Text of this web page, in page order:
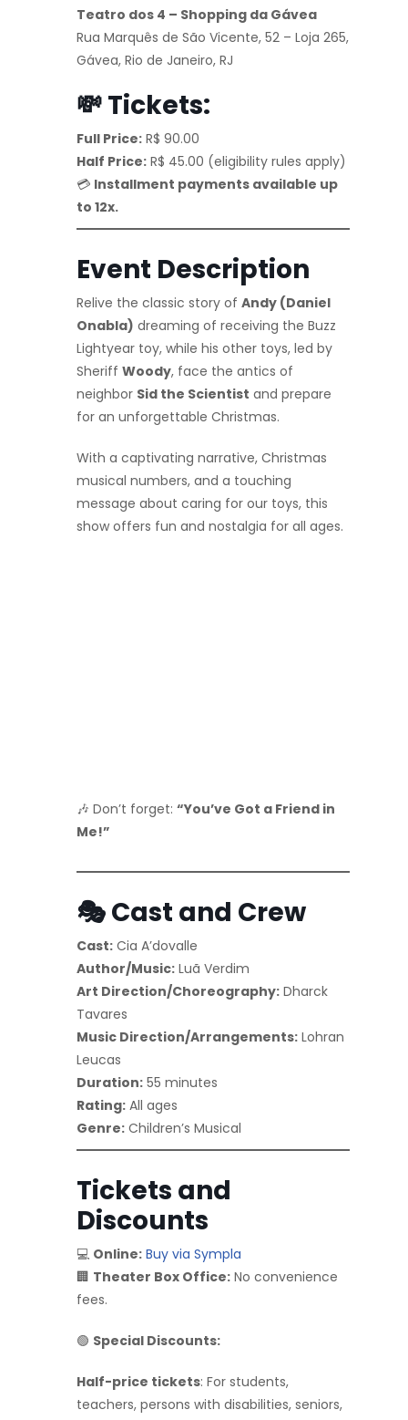
Teatro dos 4 – Shopping da Gávea
Rua Marquês de São Vicente, 52 – Loja 265,
Gávea, Rio de Janeiro, RJ
💸 Tickets:
Full Price: R$ 90.00
Half Price: R$ 45.00 (eligibility rules apply)
💳 Installment payments available up
to 12x.
Event Description
Relive the classic story of Andy (Daniel
Onabla) dreaming of receiving the Buzz
Lightyear toy, while his other toys, led by
Sheriff Woody, face the antics of
neighbor Sid the Scientist and prepare
for an unforgettable Christmas.
With a captivating narrative, Christmas
musical numbers, and a touching
message about caring for our toys, this
show offers fun and nostalgia for all ages.
🎶 Don’t forget: “You’ve Got a Friend in
Me!”
🎭 Cast and Crew
Cast: Cia A’dovalle
Author/Music: Luã Verdim
Art Direction/Choreography: Dharck
Tavares
Music Direction/Arrangements: Lohran
Leucas
Duration: 55 minutes
Rating: All ages
Genre: Children’s Musical
Tickets and
Discounts
💻 Online: Buy via Sympla
🏢 Theater Box Office: No convenience
fees.
🟢 Special Discounts:
Half-price tickets: For students,
teachers, persons with disabilities, seniors,